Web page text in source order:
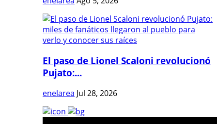
El paso de Lionel Scaloni revolucionó
Pujato:...
enelarea Jul 28, 2026